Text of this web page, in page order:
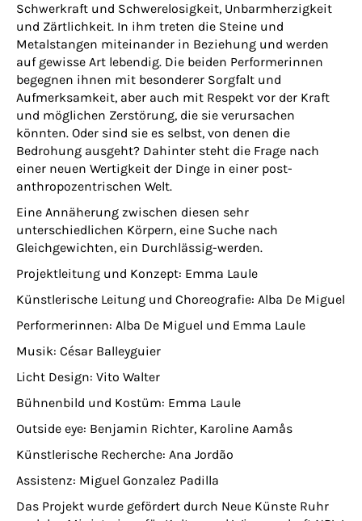
Schwerkraft und Schwerelosigkeit, Unbarmherzigkeit
und Zärtlichkeit. In ihm treten die Steine und
Metalstangen miteinander in Beziehung und werden
auf gewisse Art lebendig. Die beiden Performerinnen
begegnen ihnen mit besonderer Sorgfalt und
Aufmerksamkeit, aber auch mit Respekt vor der Kraft
und möglichen Zerstörung, die sie verursachen
könnten. Oder sind sie es selbst, von denen die
Bedrohung ausgeht? Dahinter steht die Frage nach
einer neuen Wertigkeit der Dinge in einer post-
anthropozentrischen Welt.
Eine Annäherung zwischen diesen sehr
unterschiedlichen Körpern, eine Suche nach
Gleichgewichten, ein Durchlässig-werden.
Projektleitung und Konzept: Emma Laule
Künstlerische Leitung und Choreografie: Alba De Miguel
Performerinnen: Alba De Miguel und Emma Laule
Musik: César Balleyguier
Licht Design: Vito Walter
Bühnenbild und Kostüm: Emma Laule
Outside eye: Benjamin Richter, Karoline Aamås
Künstlerische Recherche: Ana Jordão
Assistenz: Miguel Gonzalez Padilla
Das Projekt wurde gefördert durch Neue Künste Ruhr